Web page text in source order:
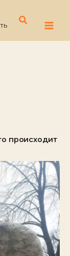
Поиск
происходит